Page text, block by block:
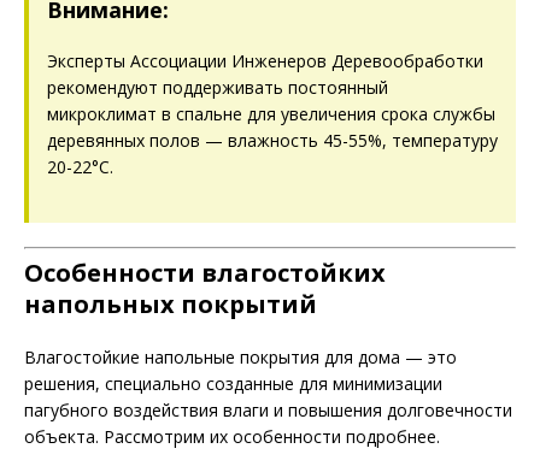
Внимание:
Эксперты Ассоциации Инженеров Деревообработки
рекомендуют поддерживать постоянный
микроклимат в спальне для увеличения срока службы
деревянных полов — влажность 45-55%, температуру
20-22°C.
Особенности влагостойких
напольных покрытий
Влагостойкие напольные покрытия для дома — это
решения, специально созданные для минимизации
пагубного воздействия влаги и повышения долговечности
объекта. Рассмотрим их особенности подробнее.